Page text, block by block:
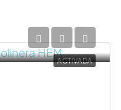
ACTIVADA